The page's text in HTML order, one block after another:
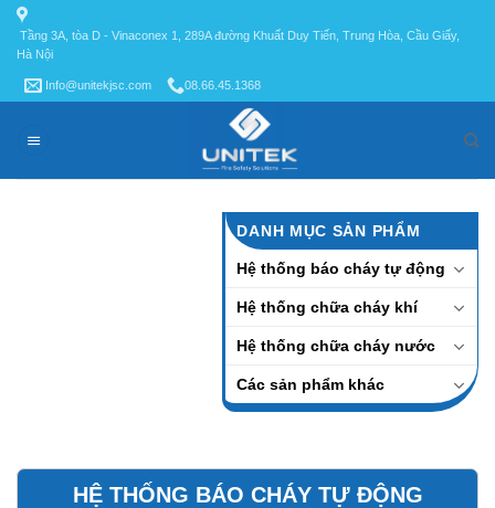
Skip
content
Tầng 3A, tòa D - Vinaconex 1, 289A đường Khuất Duy Tiến, Trung Hòa, Cầu Giấy,
Hà Nội
Info@unitekjsc.com 08.66.45.1368
DANH MỤC SẢN PHẨM
Hệ thống báo cháy tự động
Hệ thống chữa cháy khí
Hệ thống chữa cháy nước
Các sản phẩm khác
HỆ THỐNG BÁO CHÁY TỰ ĐỘNG